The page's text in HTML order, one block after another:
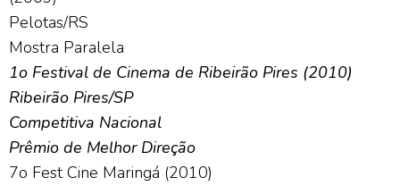
Pelotas/RS
Mostra Paralela
1o Festival de Cinema de Ribeirão Pires (2010)
Ribeirão Pires/SP
Competitiva Nacional
Prêmio de Melhor Direção
7o Fest Cine Maringá (2010)